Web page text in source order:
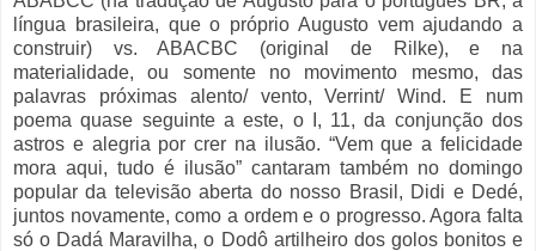
língua brasileira, que o próprio Augusto vem ajudando a
construir) vs. ABACBC (original de Rilke), e na
materialidade, ou somente no movimento mesmo, das
palavras próximas alento/ vento, Verrint/ Wind. E num
poema quase seguinte a este, o I, 11, da conjunção dos
astros e alegria por crer na ilusão. “Vem que a felicidade
mora aqui, tudo é ilusão” cantaram também no domingo
popular da televisão aberta do nosso Brasil, Didi e Dedé,
juntos novamente, como a ordem e o progresso. Agora falta
só o Dadá Maravilha, o Dodô artilheiro dos golos bonitos e